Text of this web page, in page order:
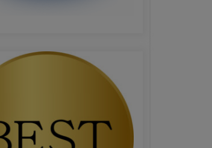
16 ianuarie 2026
Președintele Consiliului Județean
Prahova, Virgiliu Nanu, convoacă la
consultări liderii partidelor din